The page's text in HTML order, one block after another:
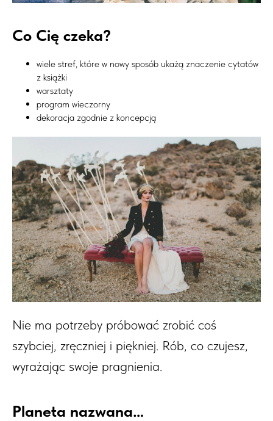
Co Cię czeka?
wiele stref, które w nowy sposób ukażą znaczenie cytatów
z książki
warsztaty
program wieczorny
dekoracja zgodnie z koncepcją
Nie ma potrzeby próbować zrobić coś
szybciej, zręczniej i piękniej. Rób, co czujesz,
wyrażając swoje pragnienia.
Planeta nazwana…